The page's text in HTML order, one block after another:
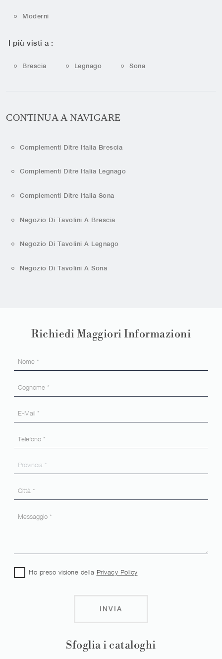
Moderni
I più visti a :
Brescia Legnago Sona
CONTINUA A NAVIGARE
Complementi Ditre Italia Brescia
Complementi Ditre Italia Legnago
Complementi Ditre Italia Sona
Negozio Di Tavolini A Brescia
Negozio Di Tavolini A Legnago
Negozio Di Tavolini A Sona
Sfoglia i cataloghi
Richiedi Maggiori Informazioni
Ho preso visione della Privacy Policy
INVIA